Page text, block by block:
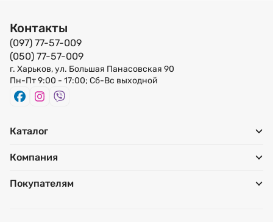
Контакты
(097) 77-57-009
(050) 77-57-009
г. Харьков, ул. Большая Панасовская 90
Пн-Пт 9:00 - 17:00; Сб-Вс выходной
Каталог
Компания
Покупателям